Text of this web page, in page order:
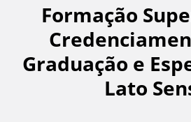
Formação
Graduação e
Lato